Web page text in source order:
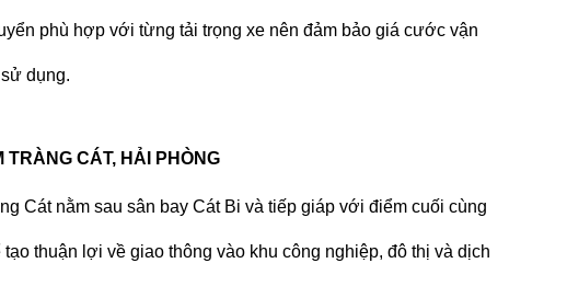
phù hợp với từng tải trọng xe nên đảm bảo giá cước vận
dụng.
CÁT, HẢI PHÒNG
Cát nằm sau sân bay Cát Bi và tiếp giáp với điểm cuối cùng
thuận lợi về giao thông vào khu công nghiệp, đô thị và dịch